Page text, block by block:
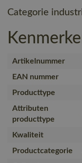
Categorie
Artikelnummer
EAN nummer
Producttype
Attributen
producttype
Kwaliteit
Productcategorie